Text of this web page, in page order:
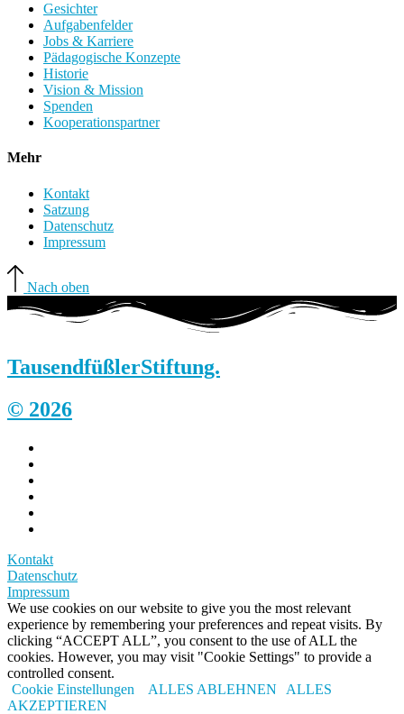
Gesichter
Aufgabenfelder
Jobs & Karriere
Pädagogische Konzepte
Historie
Vision & Mission
Spenden
Kooperationspartner
Mehr
Kontakt
Satzung
Datenschutz
Impressum
Nach oben
TausendfüßlerStiftung.
© 2026
Kontakt
Datenschutz
Impressum
We use cookies on our website to give you the most relevant
experience by remembering your preferences and repeat visits. By
clicking “ACCEPT ALL”, you consent to the use of ALL the
cookies. However, you may visit "Cookie Settings" to provide a
controlled consent.
Cookie Einstellungen
ALLES ABLEHNEN
ALLES
AKZEPTIEREN